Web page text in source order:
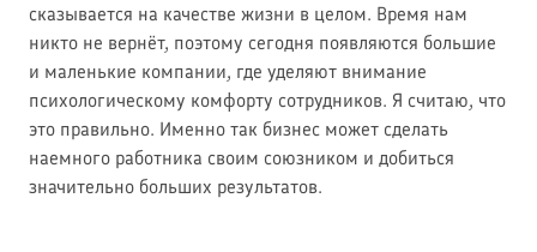
сказывается на качестве жизни в целом. Время нам
никто не вернёт, поэтому сегодня появляются большие
и маленькие компании, где уделяют внимание
психологическому комфорту сотрудников. Я считаю, что
это правильно. Именно так бизнес может сделать
наемного работника своим союзником и добиться
значительно больших результатов.